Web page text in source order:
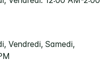
Vendredi, Samedi,